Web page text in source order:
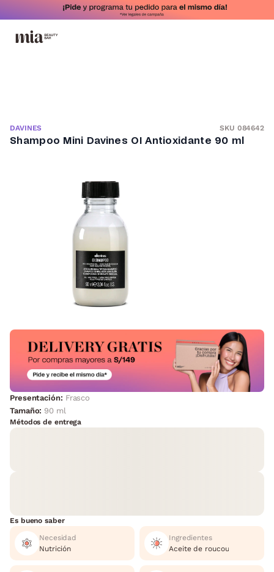
DAVINES SKU 084642
Shampoo Mini Davines OI Antioxidante 90 ml
Presentación: Frasco
Tamaño: 90 ml
Métodos de entrega
Es bueno saber
Necesidad
Nutrición
Ingredientes
Aceite de roucou